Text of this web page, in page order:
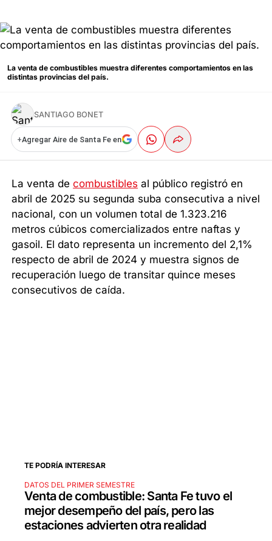
La venta de combustibles muestra diferentes comportamientos en las
distintas provincias del país.
SANTIAGO BONET
+Agregar Aire de Santa Fe en
La venta decombustibles al público registró en
abril de 2025 su segunda suba consecutiva a nivel
nacional, con un volumen total de 1.323.216
metros cúbicos comercializados entre naftas y
gasoil. El dato representa un incremento del 2,1%
respecto de abril de 2024 y muestra signos de
recuperación luego de transitar quince meses
consecutivos de caída.
TE PODRÍA INTERESAR
DATOS DEL PRIMER SEMESTRE
Venta de combustible: Santa Fe tuvo el
mejor desempeño del país, pero las
estaciones advierten otra realidad